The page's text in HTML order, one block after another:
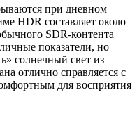
при дневном
HDR составляет около
SDR-контента
показатели, но
солнечный свет из
отлично справляется с
для восприятия